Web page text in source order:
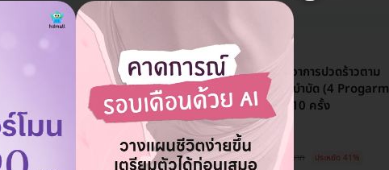
1
คอร์สบำบัดสำหรับผู้ที่มีอาการปวดร้าวตาม
ร่างกาย โดยนักกายภาพบำบัด (4 Progarm
Reduce Pain PLUS) 10 ครั้ง
Trustme PLUS Clinic
ราคาจองกับ HDmall
14,801 บาท 25,000 บาท ประหยัด 41%